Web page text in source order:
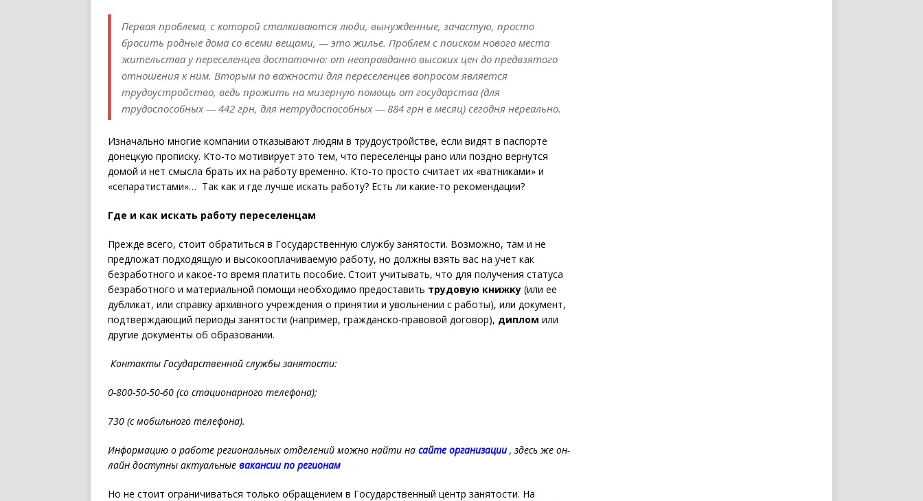
Первая проблема, с которой сталкиваются люди, вынужденные, зачастую, просто
бросить родные дома со всеми вещами, — это жилье. Проблем с поиском нового места
жительства у переселенцев достаточно: от неоправданно высоких цен до предвзятого
отношения к ним. Вторым по важности для переселенцев вопросом является
трудоустройство, ведь прожить на мизерную помощь от государства (для
трудоспособных — 442 грн, для нетрудоспособных — 884 грн в месяц) сегодня нереально.
Изначально многие компании отказывают людям в трудоустройстве, если видят в паспорте
донецкую прописку. Кто-то мотивирует это тем, что переселенцы рано или поздно вернутся
домой и нет смысла брать их на работу временно. Кто-то просто считает их «ватниками» и
«сепаратистами»… Так как и где лучше искать работу? Есть ли какие-то рекомендации?
Где и как искать работу переселенцам
Прежде всего, стоит обратиться в Государственную службу занятости. Возможно, там и не
предложат подходящую и высокооплачиваемую работу, но должны взять вас на учет как
безработного и какое-то время платить пособие. Стоит учитывать, что для получения статуса
безработного и материальной помощи необходимо предоставить трудовую книжку (или ее
дубликат, или справку архивного учреждения о принятии и увольнении с работы), или документ,
подтверждающий периоды занятости (например, гражданско-правовой договор), диплом или
другие документы об образовании.
Контакты Государственной службы занятости:
0-800-50-50-60 (со стационарного телефона);
730 (с мобильного телефона).
Информацию о работе региональных отделений можно найти на сайте организации, здесь же он-
лайн доступны актуальные вакансии по регионам
Но не стоит ограничиваться только обращением в Государственный центр занятости. На